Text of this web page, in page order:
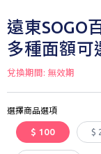
遠東SOGO
多種面額可
兌換期間: 無效期
選擇商品選項
$ 100 $